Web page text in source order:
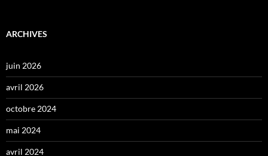
ARCHIVES
juin 2026
avril 2026
octobre 2024
mai 2024
avril 2024